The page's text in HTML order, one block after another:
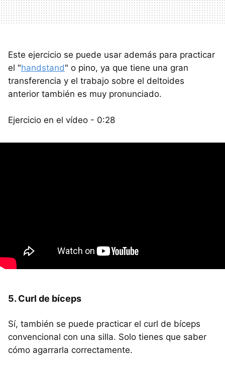
Este ejercicio se puede usar además para practicar
el "handstand" o pino, ya que tiene una gran
transferencia y el trabajo sobre el deltoides
anterior también es muy pronunciado.
Ejercicio en el vídeo - 0:28
5. Curl de bíceps
Sí, también se puede practicar el curl de bíceps
convencional con una silla. Solo tienes que saber
cómo agarrarla correctamente.